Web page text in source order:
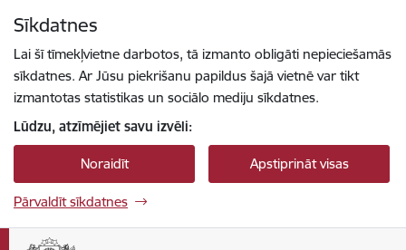
Sīkdatnes
Lai šī tīmekļvietne darbotos, tā izmanto obligāti nepieciešamās
sīkdatnes. Ar Jūsu piekrišanu papildus šajā vietnē var tikt
izmantotas statistikas un sociālo mediju sīkdatnes.
Lūdzu, atzīmējiet savu izvēli:
Noraidīt Apstiprināt visas
Pārvaldīt sīkdatnes